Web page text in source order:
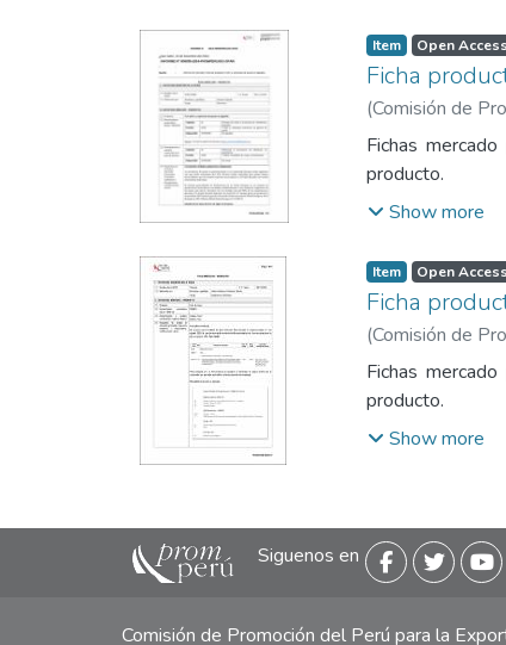
Item Open Access
Ficha
(Comisión de
la Exportación y
Fichas
producto.
Show more
Item Open Access
Ficha
(Comisión de
la Exportación y
Fichas
producto.
Show more
Siguenos en
Comisión de Promoción del Perú para la